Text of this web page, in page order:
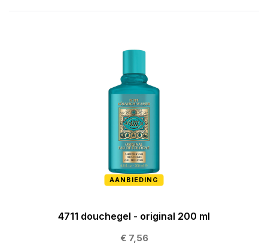
AANBIEDING
4711 douchegel - original 200 ml
€ 7,56